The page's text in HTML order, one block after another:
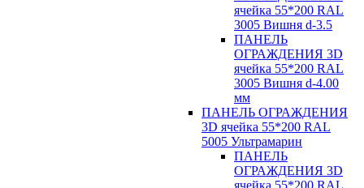
ячейка 55*200 RAL
3005 Вишня d-3.5
ПАНЕЛЬ
ОГРАЖДЕНИЯ 3D
ячейка 55*200 RAL
3005 Вишня d-4.00
мм
ПАНЕЛЬ ОГРАЖДЕНИЯ
3D ячейка 55*200 RAL
5005 Ультрамарин
ПАНЕЛЬ
ОГРАЖДЕНИЯ 3D